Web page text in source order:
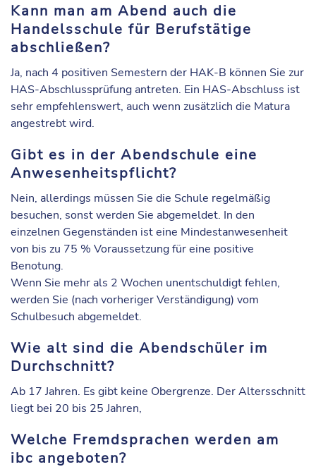
Kann man am Abend auch die
Handelsschule für Berufstätige
abschließen?
Ja, nach 4 positiven Semestern der HAK-B können Sie zur
HAS-Abschlussprüfung antreten. Ein HAS-Abschluss ist
sehr empfehlenswert, auch wenn zusätzlich die Matura
angestrebt wird.
Gibt es in der Abendschule eine
Anwesenheitspflicht?
Nein, allerdings müssen Sie die Schule regelmäßig
besuchen, sonst werden Sie abgemeldet. In den
einzelnen Gegenständen ist eine Mindestanwesenheit
von bis zu 75 % Voraussetzung für eine positive
Benotung.
Wenn Sie mehr als 2 Wochen unentschuldigt fehlen,
werden Sie (nach vorheriger Verständigung) vom
Schulbesuch abgemeldet.
Wie alt sind die Abendschüler im
Durchschnitt?
Ab 17 Jahren. Es gibt keine Obergrenze. Der Altersschnitt
liegt bei 20 bis 25 Jahren,
Welche Fremdsprachen werden am
ibc angeboten?